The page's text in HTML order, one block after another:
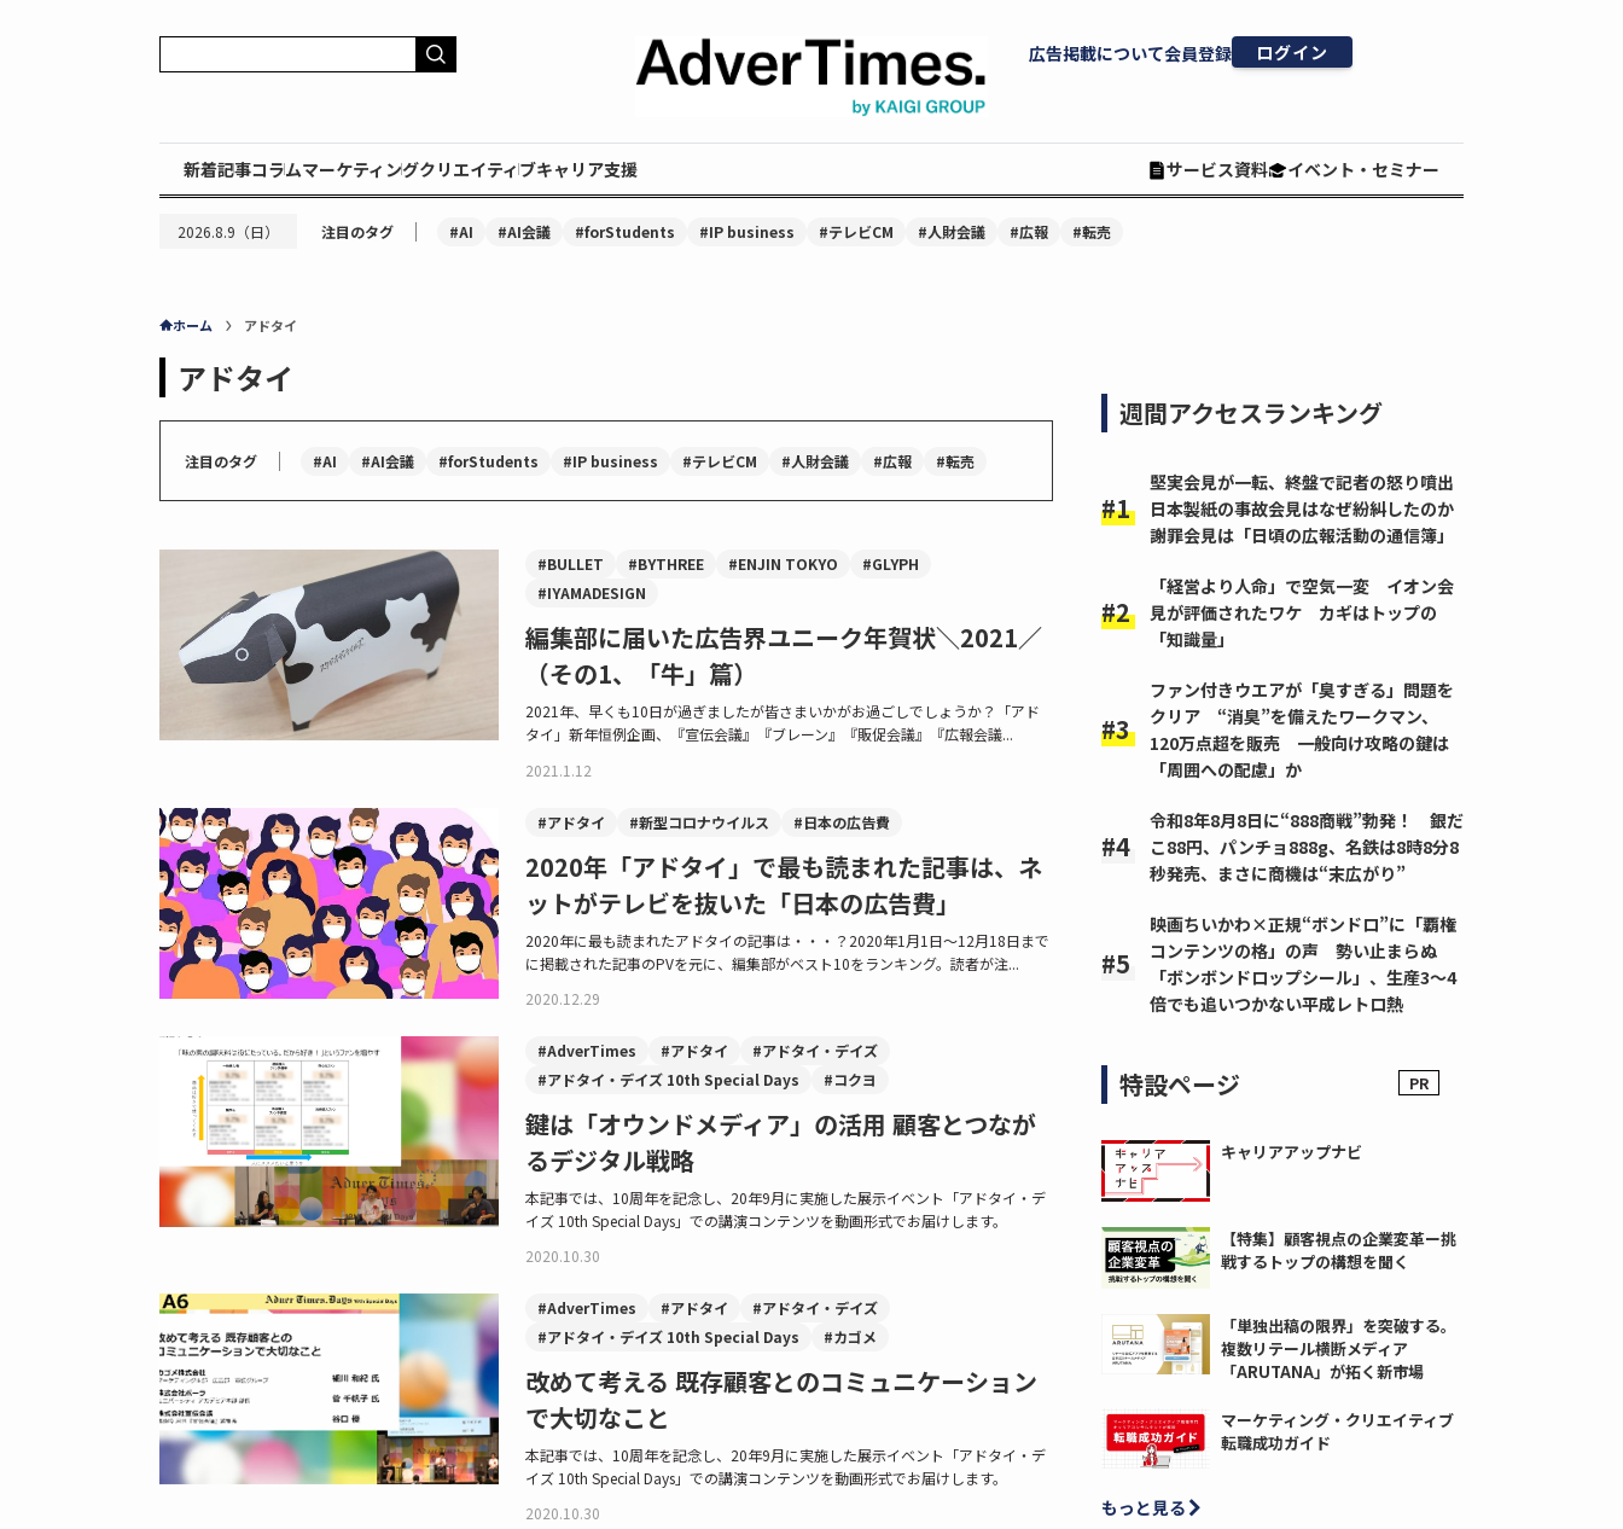
広告掲載について会員登録 ログイン
新着記事コラムマーケティングクリエイティブキャリア支援 サービス資料 イベント・セミナー
2026.8.9（日） 注目のタグ ｜ #AI #AI会議 #forStudents #IP business #テレビCM #人財会議 #広報 #転売
ホーム アドタイ
アドタイ
注目のタグ ｜ #AI #AI会議 #forStudents #IP business #テレビCM #人財会議 #広報 #転売
#BULLET #BYTHREE #ENJIN TOKYO
#GLYPH
#IYAMADESIGN
編集部に届いた広告界ユニーク年賀状＼2021／
（その1、「牛」篇）
2021年、早くも10日が過ぎましたが皆さまいかがお過ごしでしょうか？「アド
タイ」新年恒例企画、『宣伝会議』『ブレーン』『販促会議』『広報会議...
2021.1.12
#アドタイ #新型コロナウイルス #日本の広告費
2020年「アドタイ」で最も読まれた記事は、ネ
ットがテレビを抜いた「日本の広告費」
2020年に最も読まれたアドタイの記事は・・・？2020年1月1日～12月18日まで
に掲載された記事のPVを元に、編集部がベスト10をランキング。読者が注...
2020.12.29
#AdverTimes #アドタイ
#アドタイ・デイズ
#アドタイ・デイズ 10th Special Days
#コクヨ
鍵は「オウンドメディア」の活用 顧客とつなが
るデジタル戦略
本記事では、10周年を記念し、20年9月に実施した展示イベント「アドタイ・デ
イズ 10th Special Days」での講演コンテンツを動画形式でお届けします。
2020.10.30
#AdverTimes #アドタイ
#アドタイ・デイズ
#アドタイ・デイズ 10th Special Days
#カゴメ
改めて考える 既存顧客とのコミュニケーション
で大切なこと
本記事では、10周年を記念し、20年9月に実施した展示イベント「アドタイ・デ
イズ 10th Special Days」での講演コンテンツを動画形式でお届けします。
2020.10.30
週間アクセスランキング
堅実会見が一転、終盤で記者の怒り噴出
日本製紙の事故会見はなぜ紛糾したのか
謝罪会見は「日頃の広報活動の通信簿」
「経営より人命」で空気一変 イオン会
見が評価されたワケ カギはトップの
「知識量」
ファン付きウエアが「臭すぎる」問題を
クリア “消臭”を備えたワークマン、
120万点超を販売 一般向け攻略の鍵は
「周囲への配慮」か
令和8年8月8日に“888商戦”勃発！ 銀だ
こ88円、パンチョ888g、名鉄は8時8分8
秒発売、まさに商機は“末広がり”
映画ちいかわ×正規“ボンドロ”に「覇権
コンテンツの格」の声 勢い止まらぬ
「ボンボンドロップシール」、生産3～4
倍でも追いつかない平成レトロ熱
特設ページ
キャリアアップナビ
【特集】顧客視点の企業変革ー挑
戦するトップの構想を聞く
「単独出稿の限界」を突破する。
複数リテール横断メディア
「ARUTANA」が拓く新市場
マーケティング・クリエイティブ
転職成功ガイド
もっと見る